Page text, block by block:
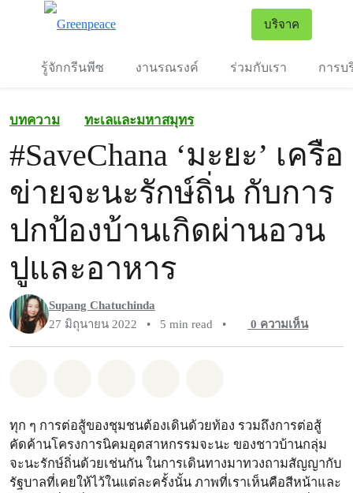
บริจาค
รู้จักกรีนพีซ งานรณรงค์ ร่วมกับเรา การบ
บทความ ทะเลและมหาสมุทร
#SaveChana ‘มะยะ’ เครือ
ข่ายจะนะรักษ์ถิ่น กับการ
ปกป้องบ้านเกิดผ่านอวน
ปูและอาหาร
Supang Chatuchinda
27 มิถุนายน 2022
• 5 min read • 0 ความเห็น
ทุก ๆ การต่อสู้ของชุมชนต้องเดินด้วยท้อง รวมถึงการต่อสู้
คัดค้านโครงการนิคมอุตสาหกรรมจะนะ ของชาวบ้านกลุ่ม
จะนะรักษ์ถิ่นด้วยเช่นกัน ในการเดินทางมาทวงถามสัญญากับ
รัฐบาลที่เคยให้ไว้ในแต่ละครั้งนั้น ภาพที่เราเห็นคือสีหน้าและ